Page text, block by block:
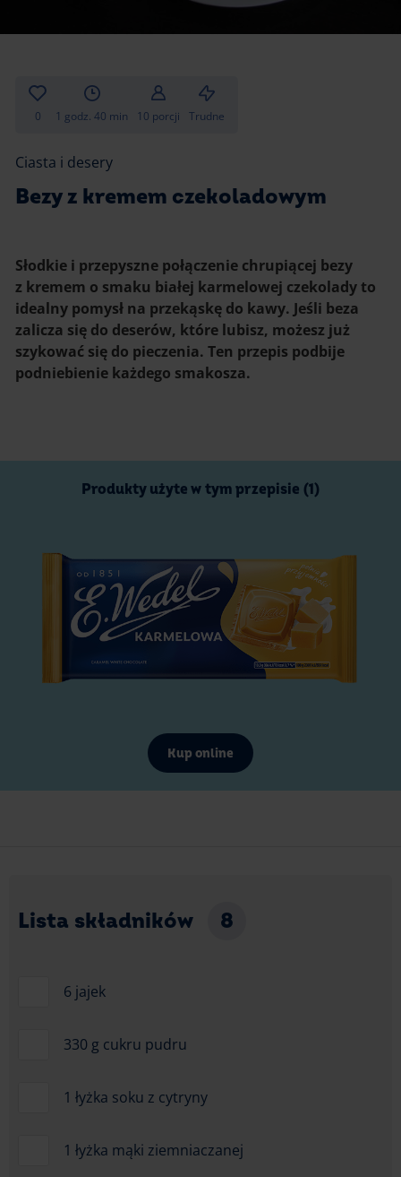
Inne
Ciasta i desery
Napoje i koktajle
Desery i przekąski
0 1 godz. 40 min 10 porcji Trudne
Ciasta i desery
Bezy z kremem czekoladowym
Słodkie i przepyszne połączenie chrupiącej bezy
z kremem o smaku białej karmelowej czekolady to
idealny pomysł na przekąskę do kawy. Jeśli beza
zalicza się do deserów, które lubisz, możesz już
szykować się do pieczenia. Ten przepis podbije
podniebienie każdego smakosza.
Produkty użyte w tym przepisie (1)
Kup online
Lista składników 8
6 jajek
330 g cukru pudru
1 łyżka soku z cytryny
1 łyżka mąki ziemniaczanej